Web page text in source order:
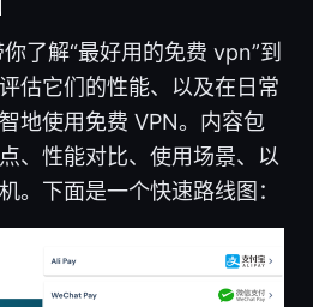
了解“最好用的免费 vpn”到
估它们的性能、以及在日常
地使用免费 VPN。内容包
、性能对比、使用场景、以
。下面是一个快速路线图：